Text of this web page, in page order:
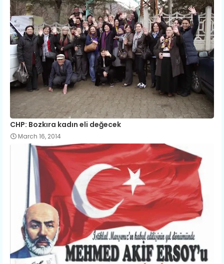
CHP: Bozkıra kadın eli değecek
March 16, 2014